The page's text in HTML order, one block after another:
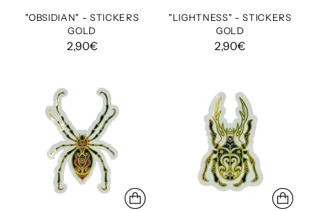
"OBSIDIAN" - STICKERS
GOLD
2,90€
"LIGHTNESS" - STICKERS
GOLD
2,90€